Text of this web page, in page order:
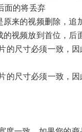
面的将丢弃
来的视频删除，
视频放到首位，后
尺寸必须一致，
尺寸必须一致，